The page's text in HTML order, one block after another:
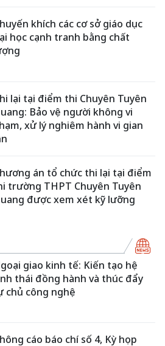
khích các cơ sở giáo dục
học cạnh tranh bằng chất
lại tại điểm thi Chuyên Tuyên
Bảo vệ người không vi
xử lý nghiêm hành vi gian
án tổ chức thi lại tại điểm
trường THPT Chuyên Tuyên
được xem xét kỹ lưỡng
giao kinh tế: Kiến tạo hệ
thái đồng hành và thúc đẩy
chủ công nghệ
cáo báo chí số 4, Kỳ họp